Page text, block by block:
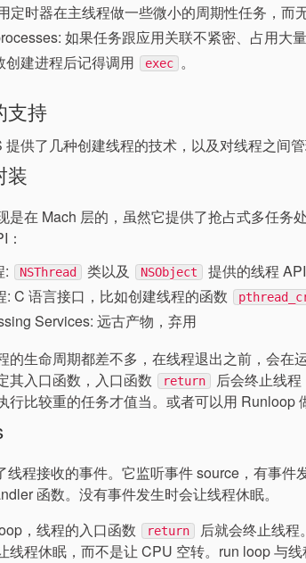
定时器在主线程做一些微小的周期性任务，而
如果任务跟应用关联不紧密、占用大
创建进程后记得调用 exec 。
支持
提供了几种创建线程的技术，以及对线程之间管
装
是在 Mach 层的，虽然它提供了抢占式多任
:
NSThread 类以及 NSObject
提供的线程 API
: C 语言接口，比如创建线程的函数
Services: 远古产物，弃用
的生命周期都差不多，在线程退出之前，会
其入口函数，入口函数
return
后会终止线
行比较重的任务才值当。或者可以用 Runloop
线程接收的事件。它监听事件 source，有事
函数。没有事件发生时会让线程休眠。
，线程的入口函数
return
后就会终止线
线程休眠，而不是让 CPU 空转。run loop 与